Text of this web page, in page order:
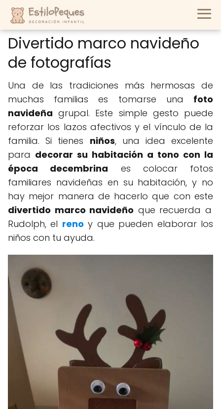
Divertido marco navideño
de fotografías
Una de las tradiciones más hermosas de
muchas familias es tomarse una foto
navideña grupal. Este simple gesto puede
reforzar los lazos afectivos y el vínculo de la
familia. Si tienes niños, una idea excelente
para decorar su habitación a tono con la
época decembrina es colocar fotos
familiares navideñas en su habitación, y no
hay mejor manera de hacerlo que con este
divertido marco navideño que recuerda a
Rudolph, el reno y que pueden elaborar los
niños con tu ayuda.